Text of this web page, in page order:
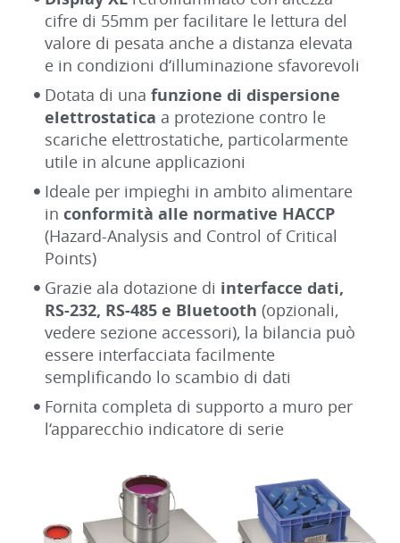
cifre di 55mm per facilitare le lettura del
valore di pesata anche a distanza elevata
e in condizioni d‘illuminazione sfavorevoli
Dotata di una funzione di dispersione
elettrostatica a protezione contro le
scariche elettrostatiche, particolarmente
utile in alcune applicazioni
Ideale per impieghi in ambito alimentare
in conformità alle normative HACCP
(Hazard-Analysis and Control of Critical
Points)
Grazie ala dotazione di interfacce dati,
RS-232, RS-485 e Bluetooth (opzionali,
vedere sezione accessori), la bilancia può
essere interfacciata facilmente
semplificando lo scambio di dati
Fornita completa di supporto a muro per
l‘apparecchio indicatore di serie